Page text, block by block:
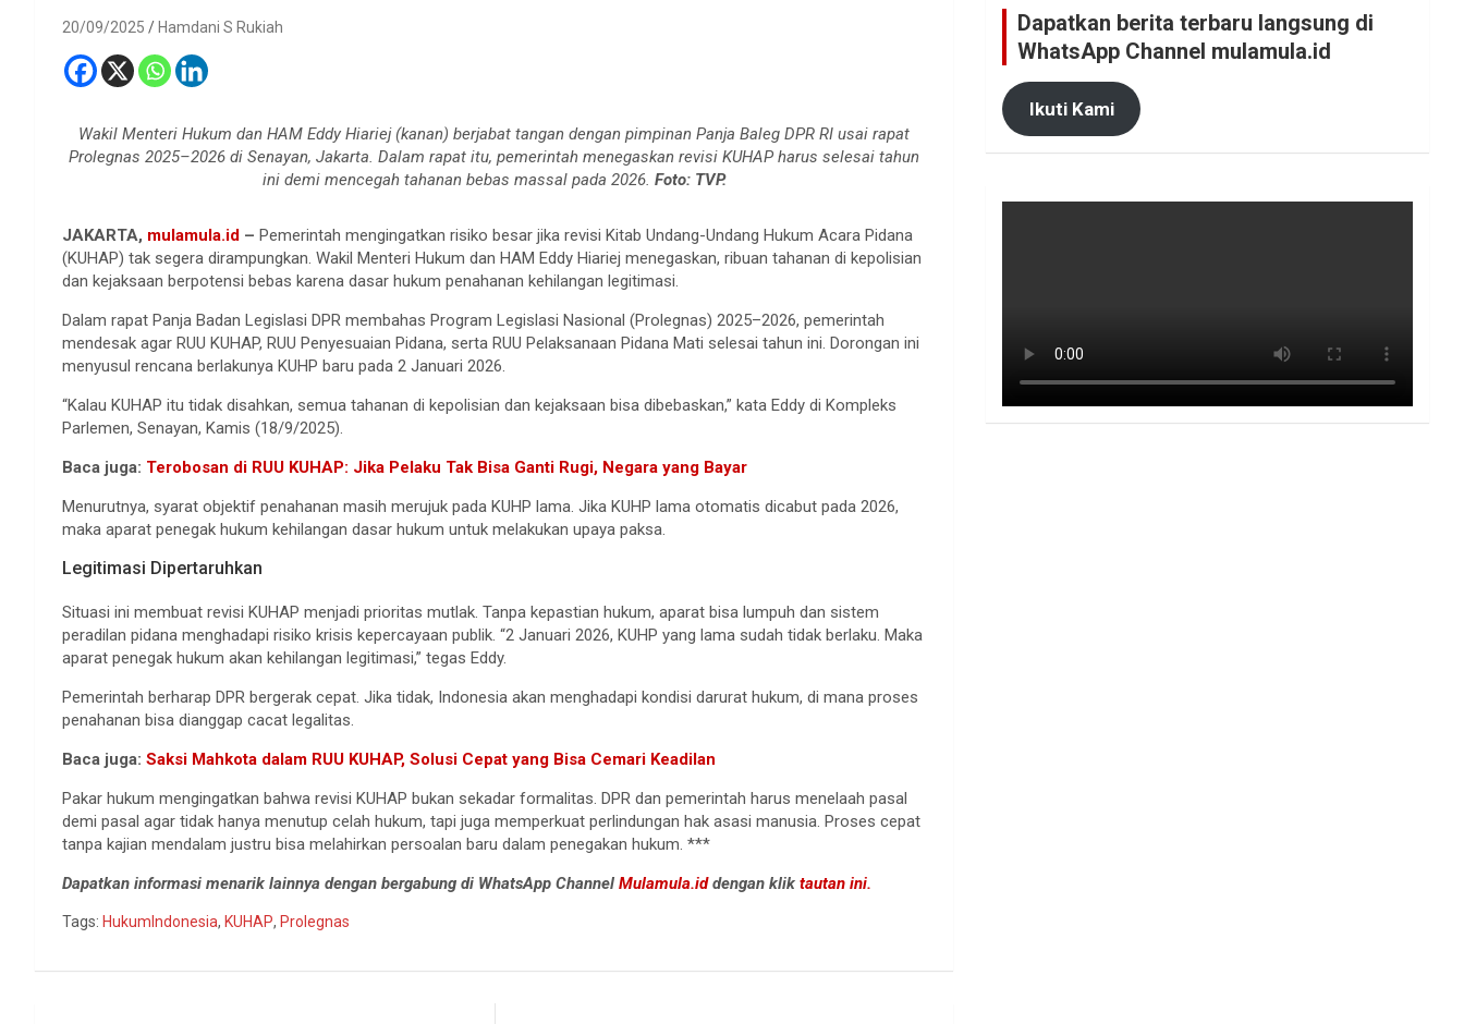
20/09/2025 Hamdani S Rukiah
Wakil Menteri Hukum dan HAM Eddy Hiariej (kanan) berjabat tangan dengan pimpinan Panja Baleg DPR RI usai rapat
Prolegnas 2025–2026 di Senayan, Jakarta. Dalam rapat itu, pemerintah menegaskan revisi KUHAP harus selesai tahun
ini demi mencegah tahanan bebas massal pada 2026. Foto: TVP.
JAKARTA, mulamula.id – Pemerintah mengingatkan risiko besar jika revisi Kitab Undang-Undang Hukum Acara Pidana
(KUHAP) tak segera dirampungkan. Wakil Menteri Hukum dan HAM Eddy Hiariej menegaskan, ribuan tahanan di kepolisian
dan kejaksaan berpotensi bebas karena dasar hukum penahanan kehilangan legitimasi.
Dalam rapat Panja Badan Legislasi DPR membahas Program Legislasi Nasional (Prolegnas) 2025–2026, pemerintah
mendesak agar RUU KUHAP, RUU Penyesuaian Pidana, serta RUU Pelaksanaan Pidana Mati selesai tahun ini. Dorongan ini
menyusul rencana berlakunya KUHP baru pada 2 Januari 2026.
“Kalau KUHAP itu tidak disahkan, semua tahanan di kepolisian dan kejaksaan bisa dibebaskan,” kata Eddy di Kompleks
Parlemen, Senayan, Kamis (18/9/2025).
Baca juga: Terobosan di RUU KUHAP: Jika Pelaku Tak Bisa Ganti Rugi, Negara yang Bayar
Menurutnya, syarat objektif penahanan masih merujuk pada KUHP lama. Jika KUHP lama otomatis dicabut pada 2026,
maka aparat penegak hukum kehilangan dasar hukum untuk melakukan upaya paksa.
Legitimasi Dipertaruhkan
Situasi ini membuat revisi KUHAP menjadi prioritas mutlak. Tanpa kepastian hukum, aparat bisa lumpuh dan sistem
peradilan pidana menghadapi risiko krisis kepercayaan publik. “2 Januari 2026, KUHP yang lama sudah tidak berlaku. Maka
aparat penegak hukum akan kehilangan legitimasi,” tegas Eddy.
Pemerintah berharap DPR bergerak cepat. Jika tidak, Indonesia akan menghadapi kondisi darurat hukum, di mana proses
penahanan bisa dianggap cacat legalitas.
Baca juga: Saksi Mahkota dalam RUU KUHAP, Solusi Cepat yang Bisa Cemari Keadilan
Pakar hukum mengingatkan bahwa revisi KUHAP bukan sekadar formalitas. DPR dan pemerintah harus menelaah pasal
demi pasal agar tidak hanya menutup celah hukum, tapi juga memperkuat perlindungan hak asasi manusia. Proses cepat
tanpa kajian mendalam justru bisa melahirkan persoalan baru dalam penegakan hukum. ***
Dapatkan informasi menarik lainnya dengan bergabung di WhatsApp Channel Mulamula.iddengan klik tautan ini.
Tags: HukumIndonesia, KUHAP, Prolegnas
Dapatkan berita terbaru langsung di
WhatsApp Channel mulamula.id
Ikuti Kami